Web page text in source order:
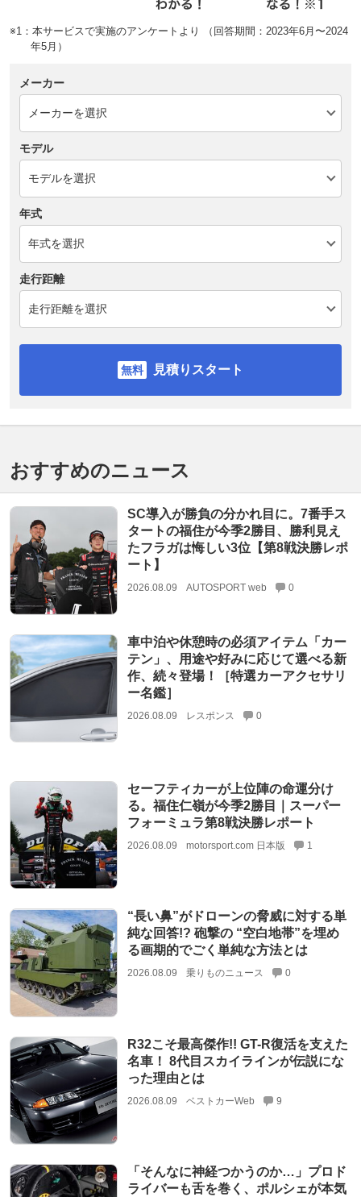
※1：本サービスで実施のアンケートより （回答期間：2023年6月〜2024
年5月）
メーカー
モデル
年式
走行距離
見積りスタート
おすすめのニュース
SC導入が勝負の分かれ目に。7番手ス
タートの福住が今季2勝目、勝利見え
たフラガは悔しい3位【第8戦決勝レポ
ート】
2026.08.09 AUTOSPORT web 0
車中泊や休憩時の必須アイテム「カー
テン」、用途や好みに応じて選べる新
作、続々登場！［特選カーアクセサリ
ー名鑑］
2026.08.09 レスポンス 0
セーフティカーが上位陣の命運分け
る。福住仁嶺が今季2勝目｜スーパー
フォーミュラ第8戦決勝レポート
2026.08.09 motorsport.com 日本版 1
“長い鼻”がドローンの脅威に対する単
純な回答!? 砲撃の “空白地帯”を埋め
る画期的でごく単純な方法とは
2026.08.09 乗りものニュース 0
R32こそ最高傑作!! GT-R復活を支えた
名車！ 8代目スカイラインが伝説にな
った理由とは
2026.08.09 ベストカーWeb 9
「そんなに神経つかうのか…」プロド
ライバーも舌を巻く、ポルシェが本気